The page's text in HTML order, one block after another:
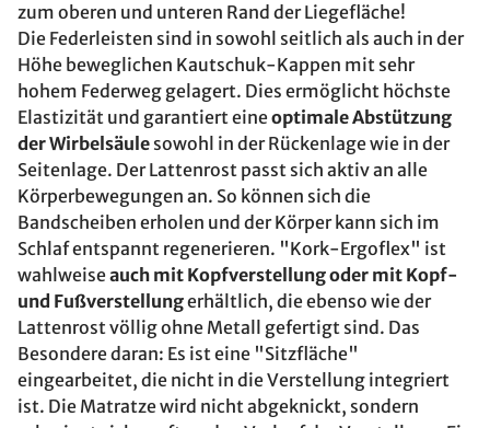
zum oberen und unteren Rand der Liegefläche!
Die Federleisten sind in sowohl seitlich als auch in der
Höhe beweglichen Kautschuk-Kappen mit sehr
hohem Federweg gelagert. Dies ermöglicht höchste
Elastizität und garantiert eineoptimale Abstützung
der Wirbelsäule sowohl in der Rückenlage wie in der
Seitenlage. Der Lattenrost passt sich aktiv an alle
Körperbewegungen an. So können sich die
Bandscheiben erholen und der Körper kann sich im
Schlaf entspannt regenerieren. "Kork-Ergoflex" ist
wahlweiseauch mit Kopfverstellung oder mit Kopf-
und Fußverstellungerhältlich, die ebenso wie der
Lattenrost völlig ohne Metall gefertigt sind. Das
Besondere daran: Es ist eine "Sitzfläche"
eingearbeitet, die nicht in die Verstellung integriert
ist. Die Matratze wird nicht abgeknickt, sondern